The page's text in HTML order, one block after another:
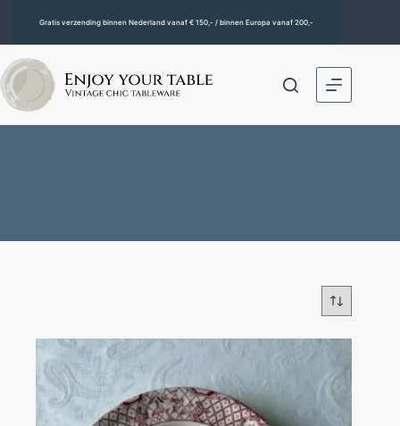
Gratis verzending binnen Nederland vanaf € 150,- / binnen Europa vanaf 200,-